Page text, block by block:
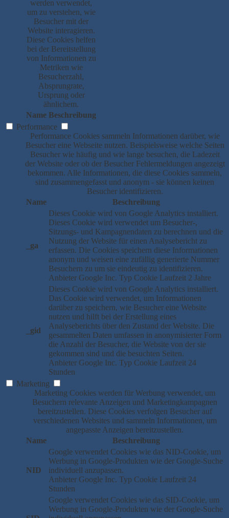
werden verwendet,
um zu verstehen, wie
Besucher mit der
Website interagieren.
Diese Cookies helfen
bei der Bereitstellung
von Informationen zu
Metriken wie
Besucherzahl,
Absprungrate,
Ursprung oder
ähnlichem.
Name Beschreibung
Performance
Performance Cookies sammeln Informationen darüber, wie
Besucher eine Webseite nutzen. Beispielsweise welche Seiten
Besucher wie häufig und wie lange besuchen, die Ladezeit
der Website oder ob der Besucher Fehlermeldungen angezeigt
bekommen. Alle Informationen, die diese Cookies sammeln,
sind zusammengefasst und anonym - sie können keinen
Besucher identifizieren.
Name
Beschreibung
_ga
Dieses Cookie wird von Google Analytics installiert.
Dieses Cookie wird verwendet um Besucher-,
Sitzungs- und Kampagnendaten zu berechnen und die
Nutzung der Website für einen Analysebericht zu
erfassen. Die Cookies speichern diese Informationen
anonym und weisen eine zufällig generierte Nummer
Besuchern zu um sie eindeutig zu identifizieren.
Anbieter Google Inc. Typ Cookie Laufzeit 2 Jahre
_gid
Dieses Cookie wird von Google Analytics installiert.
Das Cookie wird verwendet, um Informationen
darüber zu speichern, wie Besucher eine Website
nutzen und hilft bei der Erstellung eines
Analyseberichts über den Zustand der Website. Die
gesammelten Daten umfassen in anonymisierter Form
die Anzahl der Besucher, die Website von der sie
gekommen sind und die besuchten Seiten.
Anbieter Google Inc. Typ Cookie Laufzeit 24
Stunden
Marketing
Marketing Cookies werden für Werbung verwendet, um
Besuchern relevante Anzeigen und Marketingkampagnen
bereitzustellen. Diese Cookies verfolgen Besucher auf
verschiedenen Websites und sammeln Informationen, um
angepasste Anzeigen bereitzustellen.
Name
Beschreibung
NID
Google verwendet Cookies wie das NID-Cookie, um
Werbung in Google-Produkten wie der Google-Suche
individuell anzupassen.
Anbieter Google Inc. Typ Cookie Laufzeit 24
Stunden
Google verwendet Cookies wie das SID-Cookie, um
Werbung in Google-Produkten wie der Google-Suche